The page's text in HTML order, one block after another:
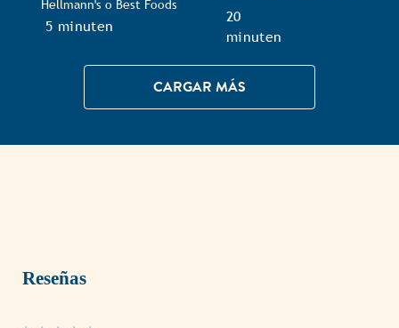
Hellmann's o Best Foods
TotalTime
5 minuten
TotalTime
20
minuten
CARGAR MÁS
Reseñas